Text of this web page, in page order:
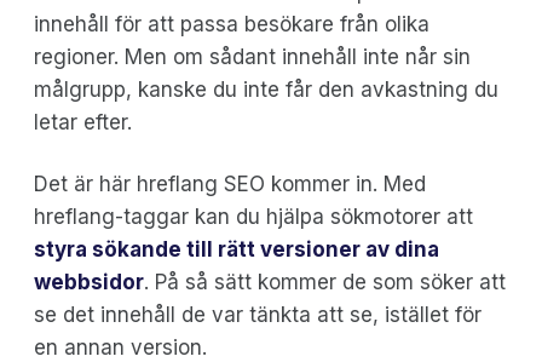
innehåll för att passa besökare från olika
regioner. Men om sådant innehåll inte når sin
målgrupp, kanske du inte får den avkastning du
letar efter.
Det är här hreflang SEO kommer in. Med
hreflang-taggar kan du hjälpa sökmotorer att
styra sökande till rätt versioner av dina
webbsidor. På så sätt kommer de som söker att
se det innehåll de var tänkta att se, istället för
en annan version.